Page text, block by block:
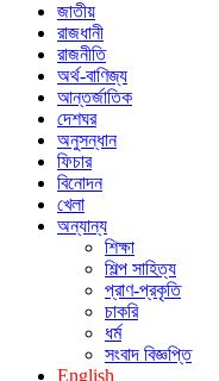
জাতীয়
রাজধানী
রাজনীতি
অর্থ-বাণিজ্য
আন্তর্জাতিক
দেশঘর
অনুসন্ধান
ফিচার
বিনোদন
খেলা
অন্যান্য
শিক্ষা
শিল্প সাহিত্য
প্রাণ-প্রকৃতি
চাকরি
ধর্ম
সংবাদ বিজ্ঞপ্তি
English